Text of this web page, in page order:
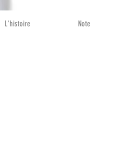
L'histoire Note